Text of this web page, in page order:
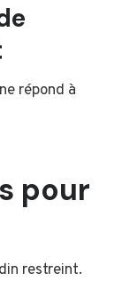
répond à
pour
restreint.